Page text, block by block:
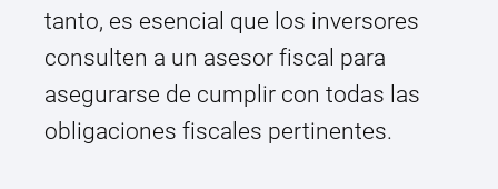
tanto, es esencial que los inversores
consulten a un asesor fiscal para
asegurarse de cumplir con todas las
obligaciones fiscales pertinentes.